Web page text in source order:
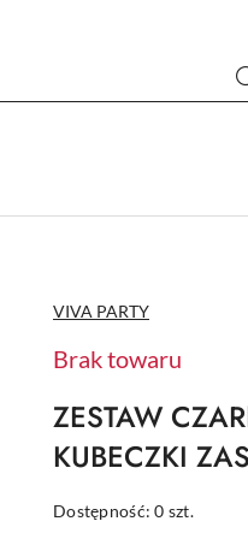
NAZWA
PRODUCENTA:
VIVA PARTY
Brak towaru
ZESTAW
KUBECZKI
Dostępność:0 szt.